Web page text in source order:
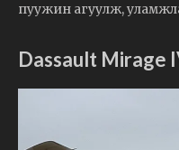
пуужин агуулж,
Dassault Mirage